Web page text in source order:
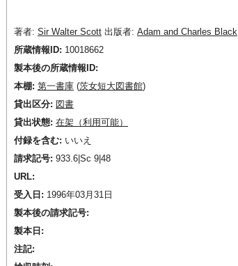
著者: Sir Walter Scott 出版者: Adam and Charles Black
所蔵情報ID: 10018662
製本後の所蔵情報ID:
本棚: 第一書庫 (茨女短大図書館)
貸出区分: 図書
貸出状態: 在架（利用可能）
付録を含む: いいえ
請求記号: 933.6|Sc 9|48
URL:
受入日: 1996年03月31日
製本後の請求記号:
製本日:
注記: